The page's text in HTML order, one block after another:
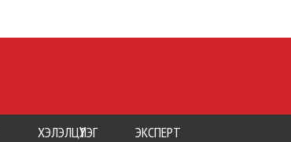
ХЭЛЭЛЦҮҮЛЭГ ЭКСПЕРТ